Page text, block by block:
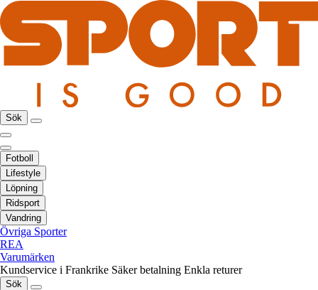
Sök
Fotboll
Lifestyle
Löpning
Ridsport
Vandring
Övriga Sporter
REA
Varumärken
Kundservice i Frankrike Säker betalning Enkla returer
Sök